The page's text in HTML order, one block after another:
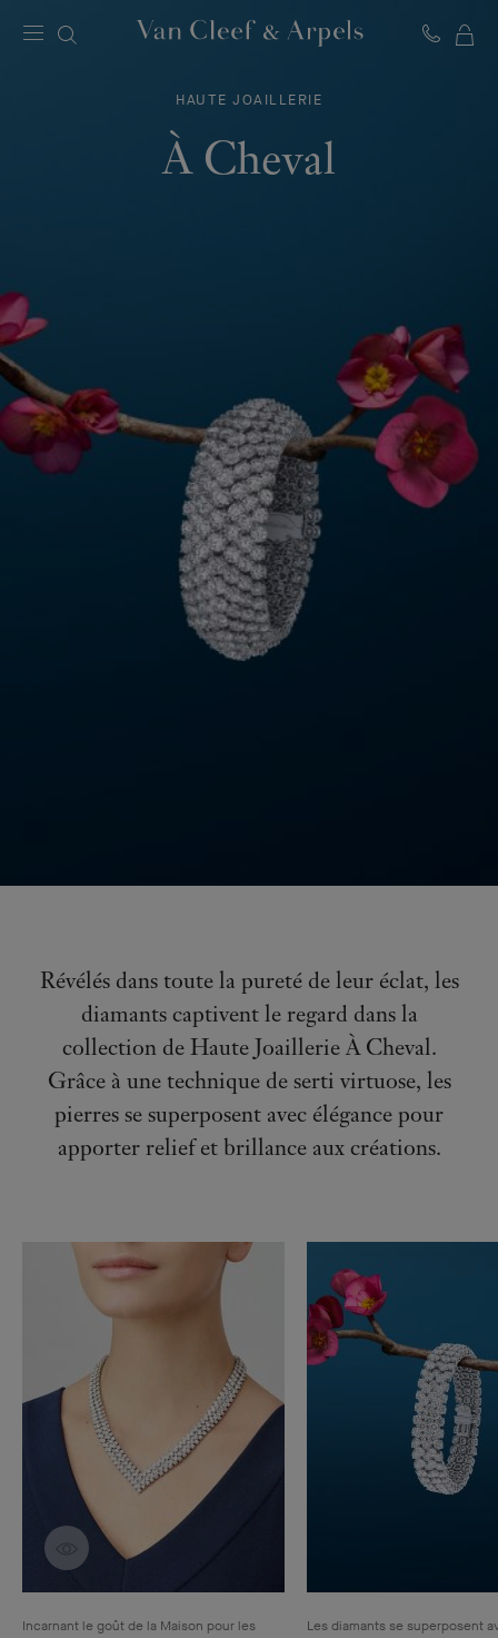
de
Cleef
&
HAUTE JOAILLERIE
À Cheval
Révélés dans toute la pureté de leur éclat, les
diamants captivent le regard dans la
collection de Haute Joaillerie À Cheval.
Grâce à une technique de serti virtuose, les
pierres se superposent avec élégance pour
apporter relief et brillance aux créations.
Découvrir les créations
Incarnant le goût de la Maison pour les
Les diamants se superposent